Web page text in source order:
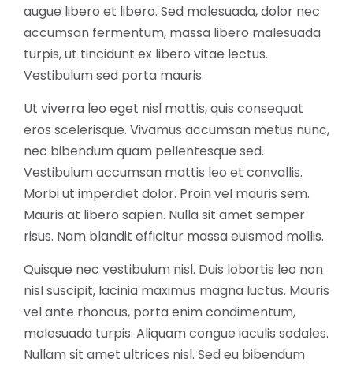
augue libero et libero. Sed malesuada, dolor nec
accumsan fermentum, massa libero malesuada
turpis, ut tincidunt ex libero vitae lectus.
Vestibulum sed porta mauris.
Ut viverra leo eget nisl mattis, quis consequat
eros scelerisque. Vivamus accumsan metus nunc,
nec bibendum quam pellentesque sed.
Vestibulum accumsan mattis leo et convallis.
Morbi ut imperdiet dolor. Proin vel mauris sem.
Mauris at libero sapien. Nulla sit amet semper
risus. Nam blandit efficitur massa euismod mollis.
Quisque nec vestibulum nisl. Duis lobortis leo non
nisl suscipit, lacinia maximus magna luctus. Mauris
vel ante rhoncus, porta enim condimentum,
malesuada turpis. Aliquam congue iaculis sodales.
Nullam sit amet ultrices nisl. Sed eu bibendum